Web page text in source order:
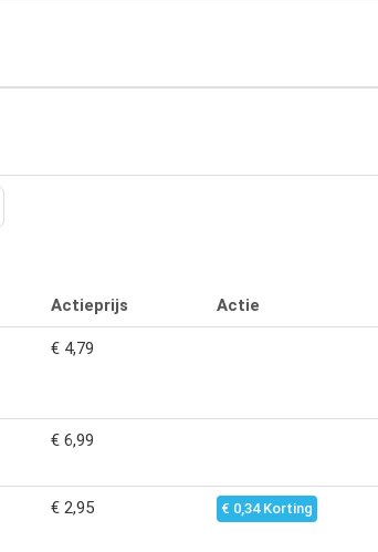
Actieprijs Actie
€ 4,79
€ 6,99
€ 2,95 € 0,34 Korting